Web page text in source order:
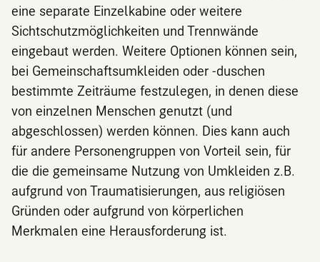
eine separate Einzelkabine oder weitere
Sichtschutzmöglichkeiten und Trennwände
eingebaut werden. Weitere Optionen können sein,
bei Gemeinschaftsumkleiden oder -duschen
bestimmte Zeiträume festzulegen, in denen diese
von einzelnen Menschen genutzt (und
abgeschlossen) werden können. Dies kann auch
für andere Personengruppen von Vorteil sein, für
die die gemeinsame Nutzung von Umkleiden z.B.
aufgrund von Traumatisierungen, aus religiösen
Gründen oder aufgrund von körperlichen
Merkmalen eine Herausforderung ist.